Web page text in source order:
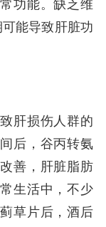
功能。缺乏维
能导致肝脏功
肝损伤人群的
后，谷丙转氨
善，肝脏脂肪
生活中，不少
草片后，酒后